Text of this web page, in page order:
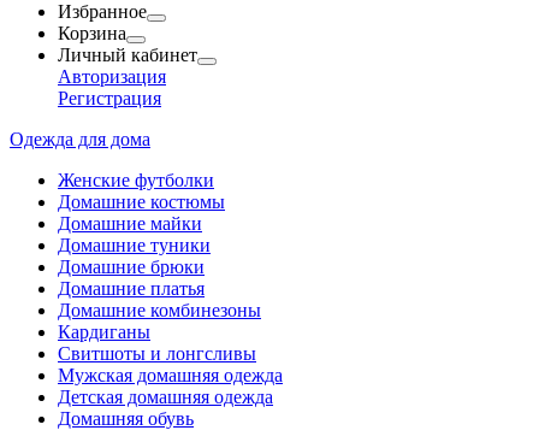
Избранное
Корзина
Личный кабинет
Авторизация
Регистрация
Одежда для дома
Женские футболки
Домашние костюмы
Домашние майки
Домашние туники
Домашние брюки
Домашние платья
Домашние комбинезоны
Кардиганы
Свитшоты и лонгсливы
Мужская домашняя одежда
Детская домашняя одежда
Домашняя обувь